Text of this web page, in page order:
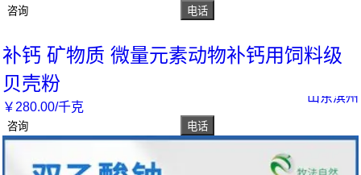
咨询 电话
补钙 矿物质 微量元素动物补钙用饲料级
贝壳粉
￥ 280.00/千克
山东滨州
咨询 电话